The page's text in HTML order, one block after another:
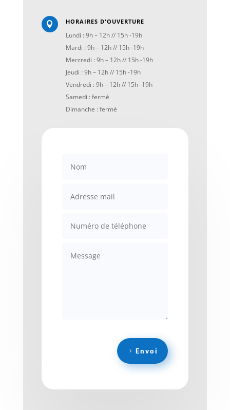
 HORAIRES D'OUVERTURE
Lundi : 9h – 12h // 15h -19h
Mardi : 9h – 12h // 15h -19h
Mercredi : 9h – 12h // 15h -19h
Jeudi : 9h – 12h // 15h -19h
Vendredi : 9h – 12h // 15h -19h
Samedi : fermé
Dimanche : fermé
Envoi